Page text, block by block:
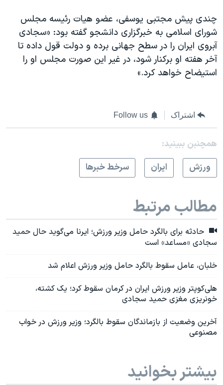
چندی پیش مجتبی یوسفی، عضو هیات رئیسه مجلس
شورای اسلامی به خبرگزاری دانشجو گفته بود: «سجادی
آبروی ایران را در سطح جهانی برده و دولت قول داده تا
آخر هفته او برکنار شود، در غیر این صورت مجلس او را
استیضاح خواهد کرد.»
اشتراک Follow us
همچنبن ببینید:
ورزش
ايران سرخط خبرها
مطالب مرتبط
حادثه برای بالگرد حامل وزیر ورزش؛ ایرنا می‌گوید حال حمید
سجادی «مساعد» است
خلبان، عامل سقوط بالگرد حامل وزیر ورزش اعلام شد
هلی‌کوپتر وزیر ورزش ایران در کرمان سقوط کرد؛ یک کشته،
خونریزی مغزی حمید سجادی
آخرین وضعیت از بازماندگان سقوط بالگرد؛ وزیر ورزش در خواب
مصنوعی
بیشتر بخوانید